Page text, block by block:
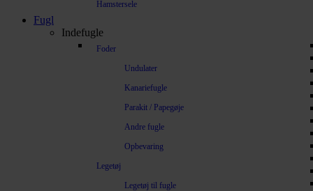
Hamstersele
Fugl
Indefugle
Foder
Undulater
Kanariefugle
Parakit / Papegøje
Andre fugle
Opbevaring
Legetøj
Legetøj til fugle